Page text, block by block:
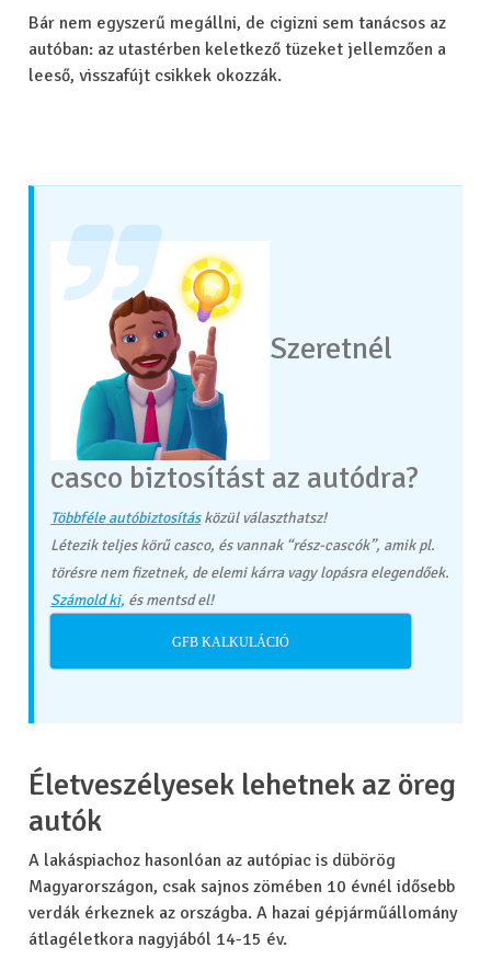
Bár nem egyszerű megállni, de cigizni sem tanácsos az
autóban: az utastérben keletkező tüzeket jellemzően a
leeső, visszafújt csikkek okozzák.
Szeretnél
casco biztosítást az autódra?
Többféle autóbiztosításközül választhatsz!
Létezik teljes körű casco, és vannak “rész-cascók”, amik pl.
törésre nem fizetnek, de elemi kárra vagy lopásra elegendőek.
Számold ki, és mentsd el!
GFB KALKULÁCIÓ
Életveszélyesek lehetnek az öreg
autók
A lakáspiachoz hasonlóan az autópiac is dübörög
Magyarországon, csak sajnos zömében 10 évnél idősebb
verdák érkeznek az országba. A hazai gépjárműállomány
átlagéletkora nagyjából 14-15 év.